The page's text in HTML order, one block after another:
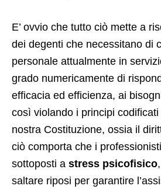
E’ ovvio che tutto ciò mette a
dei degenti che necessitano di
personale attualmente in
grado numericamente di
efficacia ed efficienza, ai
così violando i principi codificati
nostra Costituzione, ossia il
ciò comporta che i
sottoposti a stress psicofisico
saltare riposi per garantire